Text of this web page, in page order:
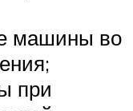
машины во
при